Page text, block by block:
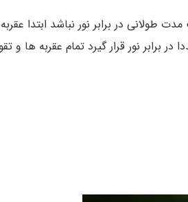
در برابر نور نباشد ابتدا عقربه
نور قرار گیرد تمام عقربه ها و